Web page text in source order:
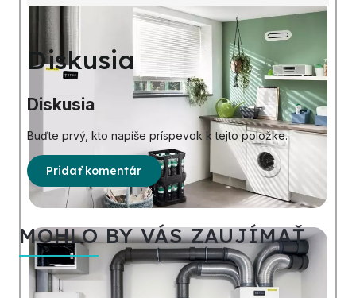
Diskusia
Diskusia
Buďte prvý, kto napíše príspevok k tejto položke.
Pridať komentár
MOHLO BY VÁS ZAUJÍMAŤ